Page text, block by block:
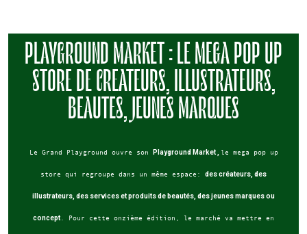
PLAYGROUND MARKET : LE MEGA POP UP
STORE DE CREATEURS, ILLUSTRATEURS,
BEAUTES, JEUNES MARQUES
Le Grand Playground ouvre son Playground Market , le mega pop up
store qui regroupe dans un même espace: des créateurs, des
illustrateurs, des services et produits de beautés, des jeunes marques ou
concept . Pour cette onzième édition, le marché va mettre en